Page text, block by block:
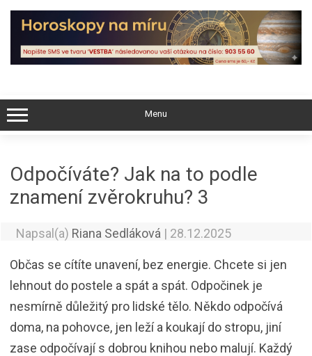
Skip
content
Menu
Odpočíváte? Jak na to podle
znamení zvěrokruhu? 3
Napsal(a) Riana Sedláková | 28.12.2025
Občas se cítíte unavení, bez energie. Chcete si jen
lehnout do postele a spát a spát. Odpočinek je
nesmírně důležitý pro lidské tělo. Někdo odpočívá
doma, na pohovce, jen leží a koukají do stropu, jiní
zase odpočívají s dobrou knihou nebo malují. Každý